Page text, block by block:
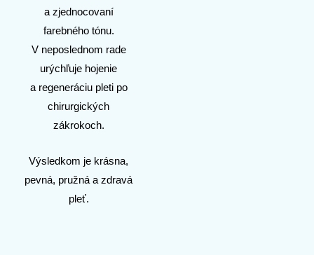
a zjednocovaní
farebného tónu.
V neposlednom rade
urýchľuje hojenie
a regeneráciu pleti po
chirurgických
zákrokoch.
Výsledkom je krásna,
pevná, pružná a zdravá
pleť.